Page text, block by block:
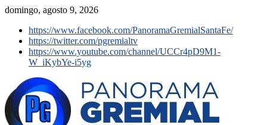
domingo, agosto 9, 2026
https://www.facebook.com/PanoramaGremialSantaFe/
https://twitter.com/pgremialtv
https://www.youtube.com/channel/UCCr4pD9M1-
W_iKybYe-i5yg